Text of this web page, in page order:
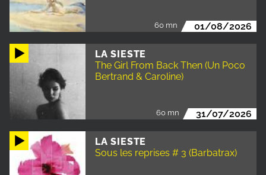
60 mn 01/08/2026
LA SIESTE
The Girl From Back Then (Un Poco
Bertrand & Caroline)
60 mn 31/07/2026
LA SIESTE
Sous les reprises # 3 (Barbatrax)